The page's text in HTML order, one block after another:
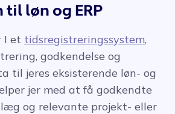
løn og ERP
I et tidsregistreringssystem,
godkendelse og
til jeres eksisterende løn- og
jer med at få godkendte
og relevante projekt- eller